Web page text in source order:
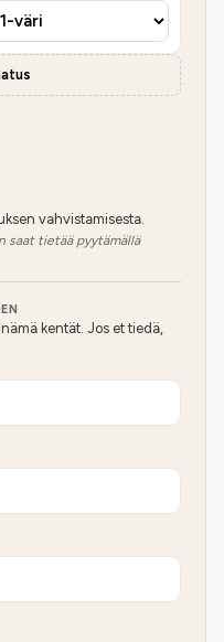
vahvistamisesta.
saat tietää pyytämällä
kentät. Jos et tiedä,